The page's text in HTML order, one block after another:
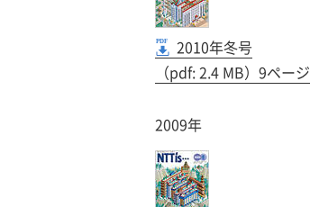
2010年冬号
（pdf: 2.4 MB）9ページ
2009年